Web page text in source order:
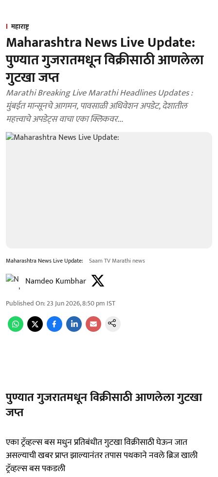
महाराष्ट्र
Maharashtra News Live Update:
पुण्यात गुजरातमधून विक्रीसाठी आणलेला
गुटखा जप्त
Marathi Breaking Live Marathi Headlines Updates :
मुंबईत मान्सूनचे आगमन, पावसाळी अधिवेशन अपडेट, देशातील
महत्त्वाचे अपडेट्स वाचा एका क्लिकवर...
Maharashtra News Live Update: Saam TV Marathi news
Namdeo Kumbhar
Published On:23 Jun 2026, 8:50 pm IST
पुण्यात गुजरातमधून विक्रीसाठी आणलेला गुटखा
जप्त
एका ट्रॅव्हल्स बस मधुन प्रतिबंधीत गुटखा विक्रीसाठी घेऊन जात
असल्याची खबर प्राप्त झाल्यानंतर तपास पथकाने नवले ब्रिज खाली
ट्रॅव्हल्स बस पकडली